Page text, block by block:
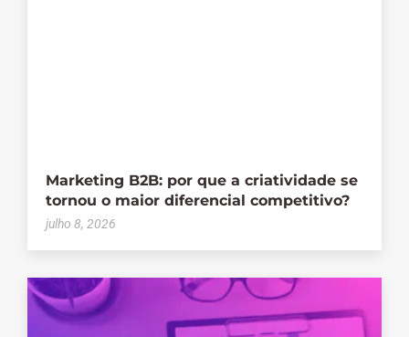
Marketing B2B: por que a criatividade se
tornou o maior diferencial competitivo?
julho 8, 2026